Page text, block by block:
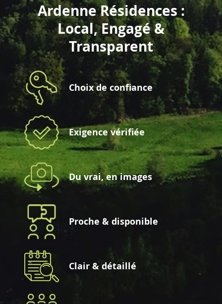
Ardenne Résidences :
Local, Engagé &
Transparent
Choix de confiance
Exigence vérifiée
Du vrai, en images
Proche & disponible
Clair & détaillé